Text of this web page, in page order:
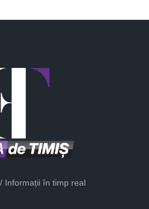
Informații în timp real